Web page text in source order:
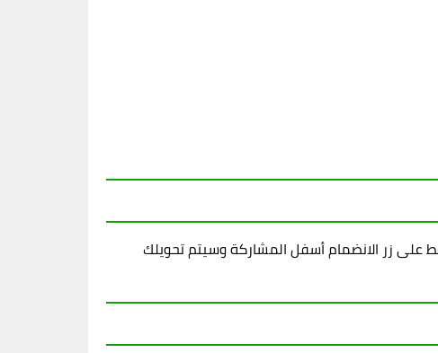
على زر الانضمام أسفل المشاركة وسيتم تحويلك